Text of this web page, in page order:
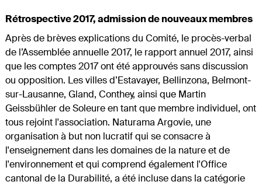
Rétrospective 2017, admission de nouveaux membres
Après de brèves explications du Comité, le procès-verbal
de l’Assemblée annuelle 2017, le rapport annuel 2017, ainsi
que les comptes 2017 ont été approuvés sans discussion
ou opposition. Les villes d’Estavayer, Bellinzona, Belmont-
sur-Lausanne, Gland, Conthey, ainsi que Martin
Geissbühler de Soleure en tant que membre individuel, ont
tous rejoint l'association. Naturama Argovie, une
organisation à but non lucratif qui se consacre à
l'enseignement dans les domaines de la nature et de
l'environnement et qui comprend également l'Office
cantonal de la Durabilité, a été incluse dans la catégorie